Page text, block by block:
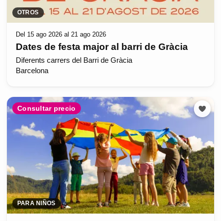
OTROS
Del 15 ago 2026 al 21 ago 2026
Dates de festa major al barri de Gràcia
Diferents carrers del Barri de Gràcia
Barcelona
Consultar precio
PARA NIÑOS